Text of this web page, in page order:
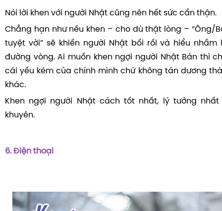
Nói lời khen với người Nhật cũng nên hết sức cẩn thận.
Chẳng hạn như nếu khen – cho dù thật lòng – “Ông/
tuyệt vời” sẽ khiến người Nhật bối rối và hiểu
đường vòng. Ai muốn khen ngợi người Nhật Bản thì
cái yếu kém của chính mình chứ không tán dương
khác.
Khen ngợi người Nhật cách tốt nhất, lý tưởng
khuyên.
6. Điện thoại